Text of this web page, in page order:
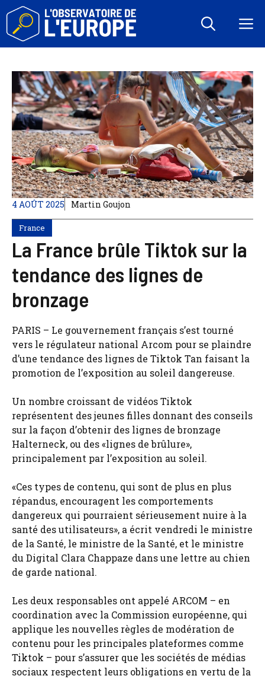
Aller
contenu
4 AOÛT 2025 Martin Goujon
France
La France brûle Tiktok sur la
tendance des lignes de
bronzage
PARIS – Le gouvernement français s’est tourné
vers le régulateur national Arcom pour se plaindre
d’une tendance des lignes de Tiktok Tan faisant la
promotion de l’exposition au soleil dangereuse.
Un nombre croissant de vidéos Tiktok
représentent des jeunes filles donnant des conseils
sur la façon d’obtenir des lignes de bronzage
Halterneck, ou des «lignes de brûlure»,
principalement par l’exposition au soleil.
«Ces types de contenu, qui sont de plus en plus
répandus, encouragent les comportements
dangereux qui pourraient sérieusement nuire à la
santé des utilisateurs», a écrit vendredi le ministre
de la Santé, le ministre de la Santé, et le ministre
du Digital Clara Chappaze dans une lettre au chien
de garde national.
Les deux responsables ont appelé ARCOM – en
coordination avec la Commission européenne, qui
applique les nouvelles règles de modération de
contenu pour les principales plateformes comme
Tiktok – pour s’assurer que les sociétés de médias
sociaux respectent leurs obligations en vertu de la